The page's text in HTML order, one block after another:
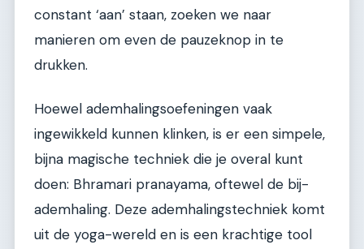
constant ‘aan’ staan, zoeken we naar
manieren om even de pauzeknop in te
drukken.
Hoewel ademhalingsoefeningen vaak
ingewikkeld kunnen klinken, is er een simpele,
bijna magische techniek die je overal kunt
doen: Bhramari pranayama, oftewel de bij-
ademhaling. Deze ademhalingstechniek komt
uit de yoga-wereld en is een krachtige tool